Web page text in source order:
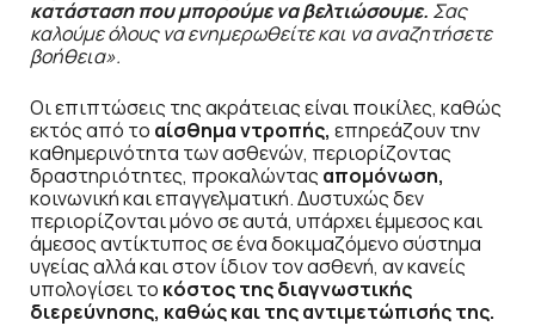
κατάσταση που μπορούμε να βελτιώσουμε. Σας
καλούμε όλους να ενημερωθείτε και να αναζητήσετε
βοήθεια».
Οι επιπτώσεις της ακράτειας είναι ποικίλες, καθώς
εκτός από το αίσθημα ντροπής, επηρεάζουν την
καθημερινότητα των ασθενών, περιορίζοντας
δραστηριότητες, προκαλώντας απομόνωση,
κοινωνική και επαγγελματική. Δυστυχώς δεν
περιορίζονται μόνο σε αυτά, υπάρχει έμμεσος και
άμεσος αντίκτυπος σε ένα δοκιμαζόμενο σύστημα
υγείας αλλά και στον ίδιον τον ασθενή, αν κανείς
υπολογίσει το κόστος της διαγνωστικής
διερεύνησης, καθώς και της αντιμετώπισής της.